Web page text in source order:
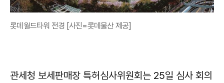
롯데월드타워 전경 [사진=롯데물산 제공]
관세청 보세판매장 특허심사위원회는 25일 심사 회의